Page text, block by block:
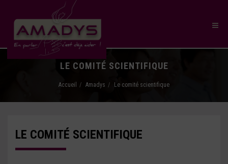
LE COMITÉ SCIENTIFIQUE
Accueil Amadys Le comité scientifique
LE COMITÉ SCIENTIFIQUE